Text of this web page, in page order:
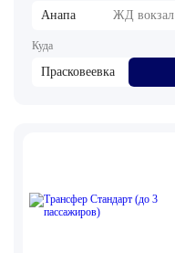
Анапа ЖД вокзал
Куда
Прасковеевка